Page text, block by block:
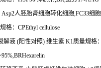
Asp2人胚胎肾细胞转化细胞 ,FC33细胞
格： CPEthyl cellulose
解液 (阳性对照) 维生素 K1 质量规格：